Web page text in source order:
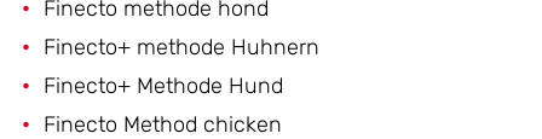
Finecto methode hond
Finecto+ methode Huhnern
Finecto+ Methode Hund
Finecto Method chicken